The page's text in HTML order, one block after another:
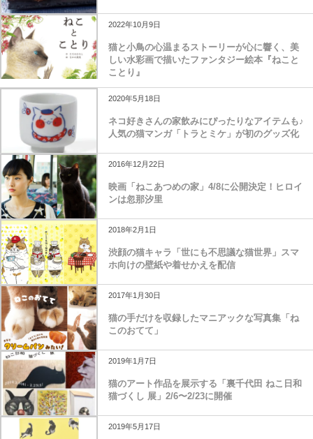
2022年10月9日
猫と小鳥の心温まるストーリーが心に響く、美
しい水彩画で描いたファンタジー絵本『ねこと
ことり』
2020年5月18日
ネコ好きさんの家飲みにぴったりなアイテムも♪
人気の猫マンガ「トラとミケ」が初のグッズ化
2016年12月22日
映画「ねこあつめの家」4/8に公開決定！ヒロイ
ンは忽那汐里
2018年2月1日
渋顔の猫キャラ「世にも不思議な猫世界」スマ
ホ向けの壁紙や着せかえを配信
2017年1月30日
猫の手だけを収録したマニアックな写真集「ね
このおてて」
2019年1月7日
猫のアート作品を展示する「裏千代田 ねこ日和
猫づくし 展」2/6〜2/23に開催
2019年5月17日